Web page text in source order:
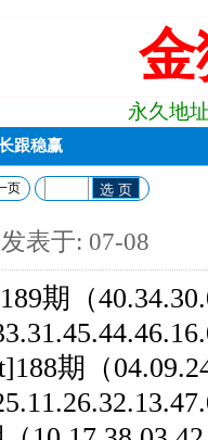
永久地
跟稳赢
页 选 页
发表于: 07-08
期（
期（